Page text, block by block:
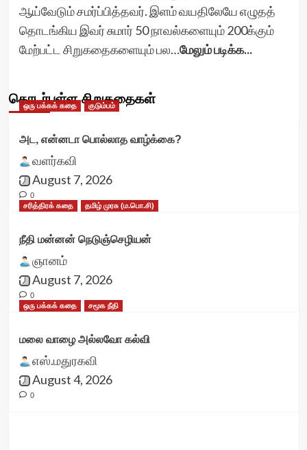
ஆய்வேடும் சமர்ப்பித்தவர். இளம் வயதிலேயே எழுதத்
தொடங்கிய இவர் சுமார் 50 நாவல்களையும் 200க்கும்
மேற்பட்ட சிறுகதைகளையும் பல…மேலும் படிக்க...
தொடர்புள்ள சிறுகதைகள்
ஒரு பக்கக் கதை குடும்பம்
அட, என்னடா பொல்லாத வாழ்க்கை?
வளர்கவி
August 7, 2026
0
சரித்திரக் கதை
தமிழ் முரசு (ம.பொ.சி)
நீதி மன்னன் நெடுஞ்செழியன்
ஞானம்
August 7, 2026
0
ஒரு பக்கக் கதை
சமூக நீதி
மலை வாழை அல்லவோ கல்வி
எஸ்.மதுரகவி
August 4, 2026
0